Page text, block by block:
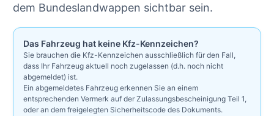
dem Bundeslandwappen sichtbar sein.
Das Fahrzeug hat keine Kfz-Kennzeichen?
Sie brauchen die Kfz-Kennzeichen ausschließlich für den Fall,
dass Ihr Fahrzeug aktuell noch zugelassen (d.h. noch nicht
abgemeldet) ist.
Ein abgemeldetes Fahrzeug erkennen Sie an einem
entsprechenden Vermerk auf der Zulassungsbescheinigung Teil 1,
oder an dem freigelegten Sicherheitscode des Dokuments.